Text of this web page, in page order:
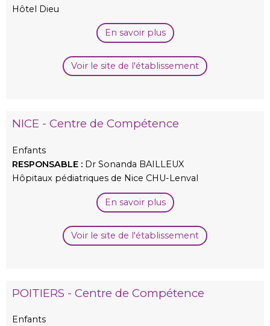
Hôtel Dieu
En savoir plus
Voir le site de l'établissement
NICE - Centre de Compétence
Enfants
RESPONSABLE : Dr Sonanda BAILLEUX
Hôpitaux pédiatriques de Nice CHU-Lenval
En savoir plus
Voir le site de l'établissement
POITIERS - Centre de Compétence
Enfants